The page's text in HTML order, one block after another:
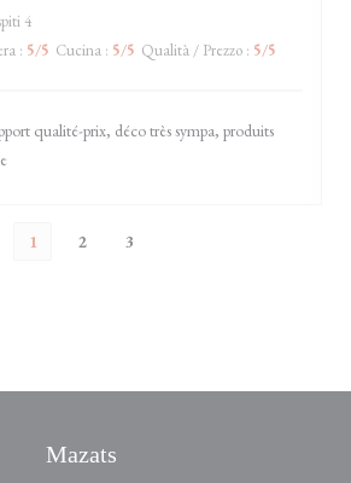
4
: 5/5 Cucina : 5/5 Qualità / Prezzo : 5/5
qualité-prix, déco très sympa, produits
1 2 3
Mazats